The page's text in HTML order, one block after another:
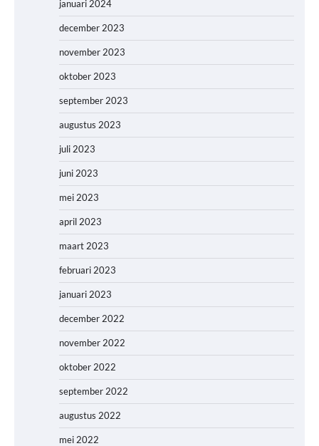
januari 2024
december 2023
november 2023
oktober 2023
september 2023
augustus 2023
juli 2023
juni 2023
mei 2023
april 2023
maart 2023
februari 2023
januari 2023
december 2022
november 2022
oktober 2022
september 2022
augustus 2022
mei 2022